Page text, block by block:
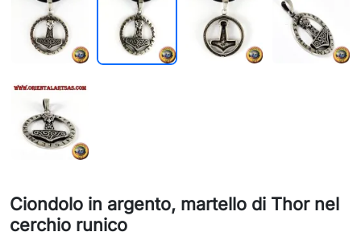
Ciondolo in argento, martello di Thor nel
cerchio runico